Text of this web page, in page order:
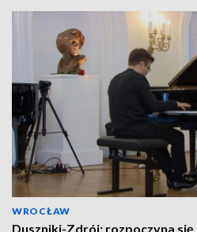
WROCŁAW
Duszniki-Zdrój: rozpoczyna